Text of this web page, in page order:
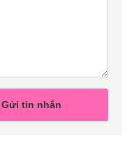
Gửi tin nhắn